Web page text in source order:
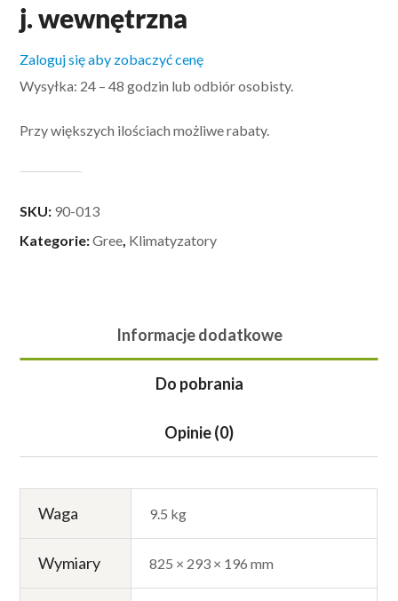
j. wewnętrzna
Zaloguj się aby zobaczyć cenę
Wysyłka: 24 – 48 godzin lub odbiór osobisty.
Przy większych ilościach możliwe rabaty.
SKU: 90-013
Kategorie:Gree Klimatyzatory
Informacje dodatkowe
Do pobrania
Opinie (0)
Waga 9.5 kg
Wymiary 825 × 293 × 196 mm